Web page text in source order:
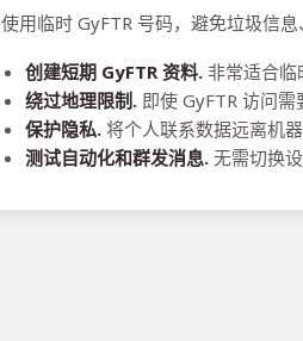
使用临时 GyFTR 号码，避免垃圾信
创建短期 GyFTR 资料. 非常适合临
绕过地理限制. 即使 GyFTR 访问需
保护隐私. 将个人联系数据远离机
测试自动化和群发消息. 无需切换